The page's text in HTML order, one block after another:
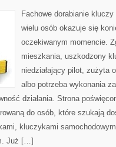
Fachowe dorabianie
wielu osób okazuje się
oczekiwanym momencie.
mieszkania, uszkodzony
niedziałający pilot, zużyta
albo potrzeba wykonania
działania. Strona
do osób, które szukają
kluczykami
Już […]